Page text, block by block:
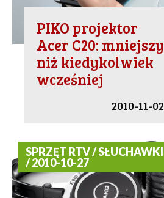
PIKO projektor
Acer C20: mniejszy
niż kiedykolwiek
wcześniej
2010-11-02
SPRZĘT RTV / SŁUCHAWKI
/ 2010-10-27